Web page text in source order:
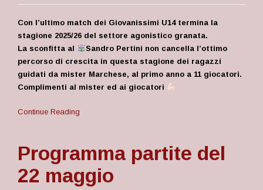
Con l’ultimo match dei Giovanissimi U14 termina la
stagione 2025/26 del settore agonistico granata.
La sconfitta al
Sandro Pertini non cancella l’ottimo
percorso di crescita in questa stagione dei ragazzi
guidati da mister Marchese, al primo anno a 11 giocatori.
Complimenti al mister ed ai giocatori
Continue Reading
Programma partite del
22 maggio